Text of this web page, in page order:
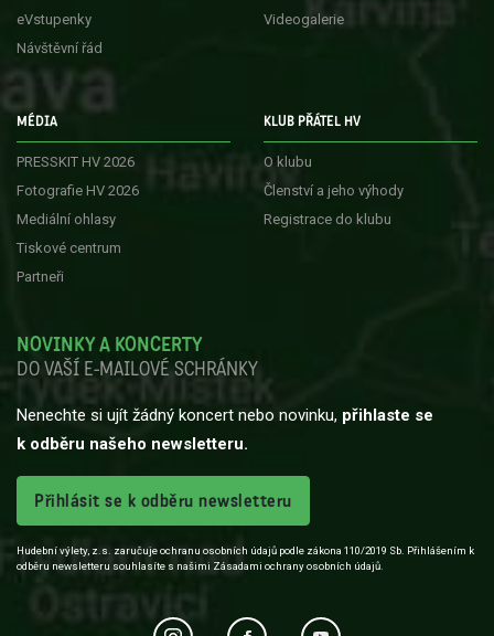
eVstupenky
Návštěvní řád
Videogalerie
MÉDIA
PRESSKIT HV 2026
Fotografie HV 2026
Mediální ohlasy
Tiskové centrum
Partneři
KLUB PŘÁTEL HV
O klubu
Členství a jeho výhody
Registrace do klubu
NOVINKY A KONCERTY
DO VAŠÍ E-MAILOVÉ SCHRÁNKY
Nenechte si ujít žádný koncert nebo novinku, přihlaste se
k odběru našeho newsletteru.
Přihlásit se k odběru newsletteru
Hudební výlety, z.s. zaručuje ochranu osobních údajů podle zákona 110/2019 Sb. Přihlášením k
odběru newsletteru souhlasíte s našimi Zásadami ochrany osobních údajů.